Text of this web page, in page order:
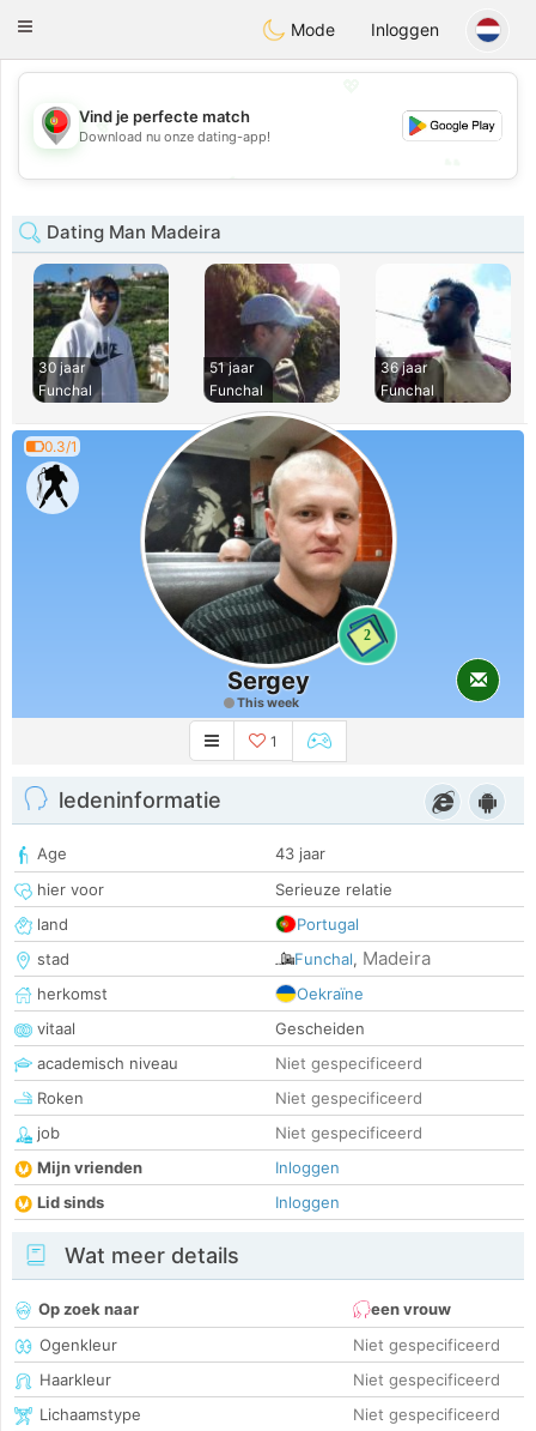
namoroPortugues
Toggle
Mode Inloggen
💖
💕
Vind je perfecte match
Download nu onze dating-app!
Dating Man Madeira
30 jaar
Funchal
51 jaar
Funchal
36 jaar
Funchal
0.3/1
2
Sergey
This week
1
ledeninformatie
Age
43 jaar
hier voor
Serieuze relatie
land
Portugal
stad
Funchal, Madeira
herkomst
Oekraïne
vitaal
Gescheiden
academisch niveau
Niet gespecificeerd
Roken
Niet gespecificeerd
job
Niet gespecificeerd
Mijn vrienden
Inloggen
Lid sinds
Inloggen
Wat meer details
Op zoek naar
een vrouw
Ogenkleur
Niet gespecificeerd
Haarkleur
Niet gespecificeerd
Lichaamstype
Niet gespecificeerd